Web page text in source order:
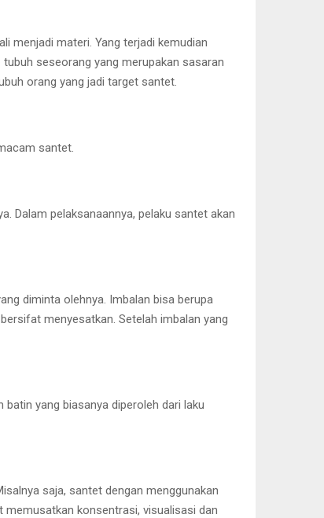
menjadi materi. Yang terjadi kemudian
seseorang yang merupakan sasaran
orang yang jadi target santet.
santet.
Dalam pelaksanaannya, pelaku santet akan
diminta olehnya. Imbalan bisa berupa
menyesatkan. Setelah imbalan yang
yang biasanya diperoleh dari laku
saja, santet dengan menggunakan
memusatkan konsentrasi, visualisasi dan